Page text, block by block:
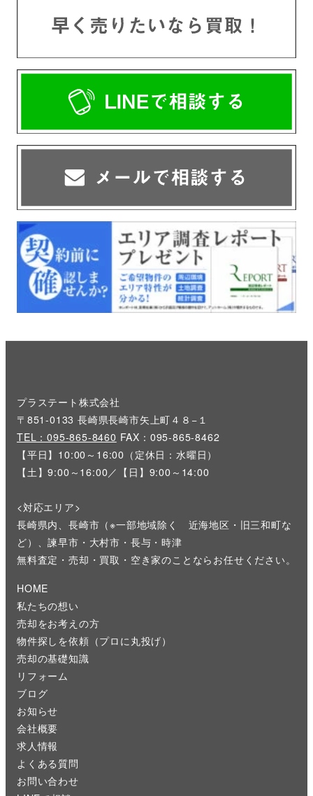
プラステート株式会社
〒851-0133 長崎県長崎市矢上町４８−１
TEL：095-865-8460 FAX：095-865-8462
【平日】10:00～16:00（定休日：水曜日）
【土】9:00～16:00／【日】9:00～14:00
<対応エリア>
長崎県内、長崎市（※一部地域除く 近海地区・旧三和町な
ど）、諫早市・大村市・長与・時津
無料査定・売却・買取・空き家のことならお任せください。
HOME
私たちの想い
売却をお考えの方
物件探しを依頼（プロに丸投げ）
売却の基礎知識
リフォーム
ブログ
お知らせ
会社概要
求人情報
よくある質問
お問い合わせ